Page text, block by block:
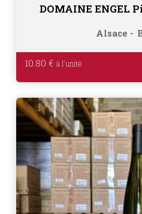
DOMAINE ENGEL
Alsace
10.80 €